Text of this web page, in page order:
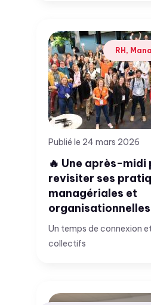
RH,
Publié le 24 mars 2026
🔥 Une après-midi
revisiter ses
managériales et
Un temps de connexion
collectifs